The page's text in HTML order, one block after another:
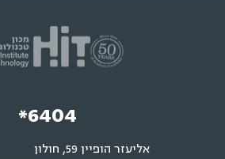
*6404
אליעזר הופיין 59, חולון